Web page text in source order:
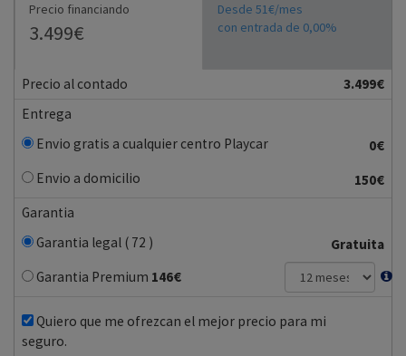
Precio financiando
3.499€
Desde 51€/mes
con entrada de 0,00%
Precio al contado
3.499€
Entrega
Envio gratis a cualquier centro Playcar
0€
Envio a domicilio
150€
Garantia
Garantia legal ( 72 )
Gratuita
Garantia Premium 146€
Quiero que me ofrezcan el mejor precio para mi
seguro.